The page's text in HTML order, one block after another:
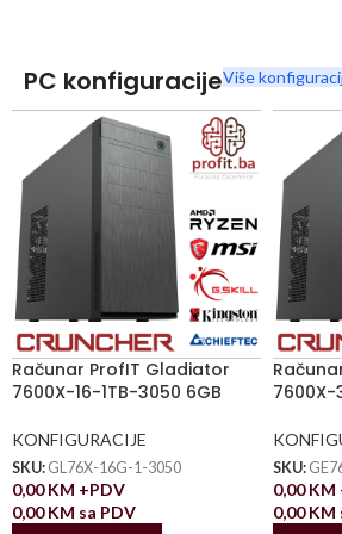
PC konfiguracijeViše
Računar ProfIT Gladiator
7600X-16-1TB-3050 6GB
KONFIGURACIJE
SKU: GL76X-16G-1-3050
0,00KM +PDV
0,00KM sa PDV
7600X-
SKU:
0,00KM
0,00KM